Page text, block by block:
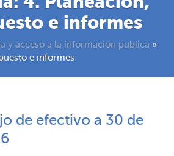
e informes
y acceso a la información publica »
e informes
de efectivo a 30 de